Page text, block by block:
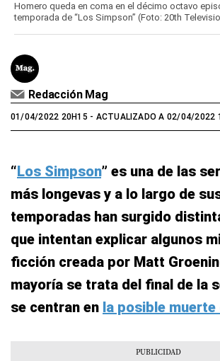
Homero queda en coma en el décimo octavo
temporada de “Los Simpson” (Foto: 20th
Redacción Mag
01/04/2022 20H15 - ACTUALIZADO A 02/04/2022
“Los Simpson” es una de las
más longevas y a lo largo de
temporadas han surgido
que intentan explicar algunos
ficción creada por Matt
mayoría se trata del final de la
se centran en la posible muerte